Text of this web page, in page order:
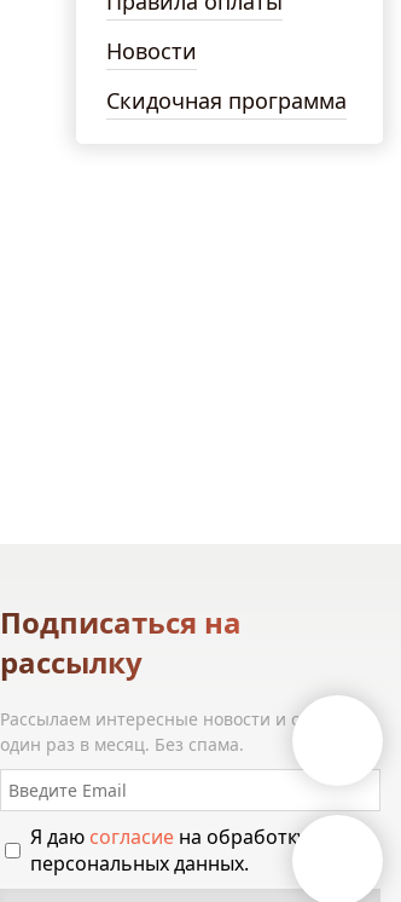
Новости
Скидочная программа
Подписаться на
рассылку
Рассылаем интересные новости и статьи
один раз в месяц. Без спама.
Я даю согласие на обработку своих
персональных данных.